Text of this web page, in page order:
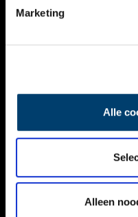
Marketing
Alle
Alleen
NIEUWSBRIEF
DISCLAIMER
TOEGANKELIJKHEID
Volg ONH op social media